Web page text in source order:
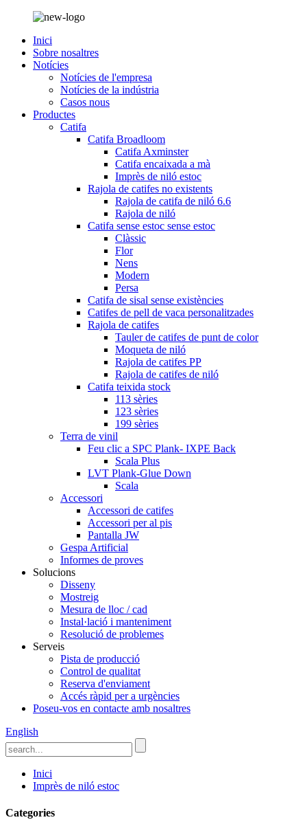
Inici
Sobre nosaltres
Notícies
Notícies de l'empresa
Notícies de la indústria
Casos nous
Productes
Catifa
Catifa Broadloom
Catifa Axminster
Catifa encaixada a mà
Imprès de niló estoc
Rajola de catifes no existents
Rajola de catifa de niló 6.6
Rajola de niló
Catifa sense estoc sense estoc
Clàssic
Flor
Nens
Modern
Persa
Catifa de sisal sense existències
Catifes de pell de vaca personalitzades
Rajola de catifes
Tauler de catifes de punt de color
Moqueta de niló
Rajola de catifes PP
Rajola de catifes de niló
Catifa teixida stock
113 sèries
123 sèries
199 sèries
Terra de vinil
Feu clic a SPC Plank- IXPE Back
Scala Plus
LVT Plank-Glue Down
Scala
Accessori
Accessori de catifes
Accessori per al pis
Pantalla JW
Gespa Artificial
Informes de proves
Solucions
Disseny
Mostreig
Mesura de lloc / cad
Instal·lació i manteniment
Resolució de problemes
Serveis
Pista de producció
Control de qualitat
Reserva d'enviament
Accés ràpid per a urgències
Poseu-vos en contacte amb nosaltres
English
Inici
Imprès de niló estoc
Categories